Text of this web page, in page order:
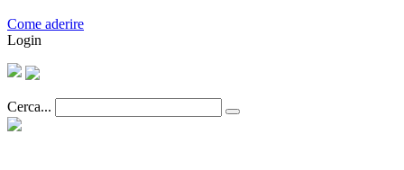
Come aderire
Login
Cerca...